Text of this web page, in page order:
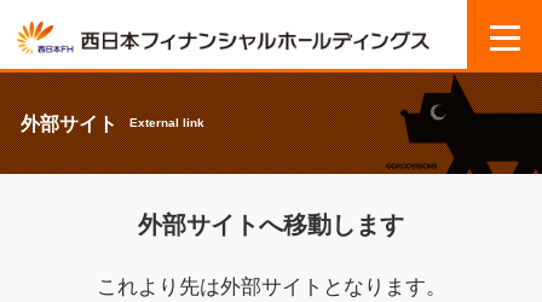
外部サイト External link
外部サイトへ移動します
これより先は外部サイトとなります。